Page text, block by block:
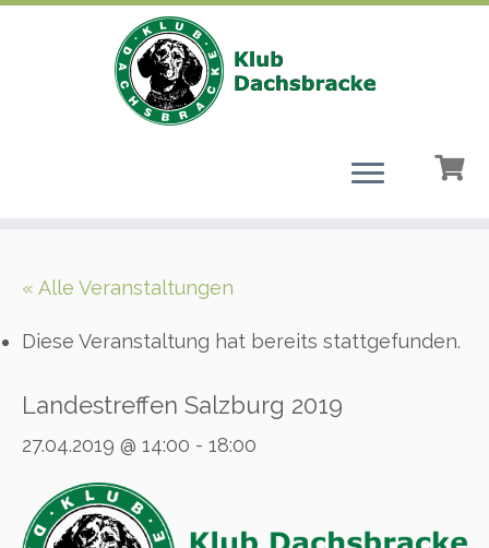
« Alle Veranstaltungen
Diese Veranstaltung hat bereits stattgefunden.
Landestreffen Salzburg 2019
27.04.2019 @ 14:00 - 18:00